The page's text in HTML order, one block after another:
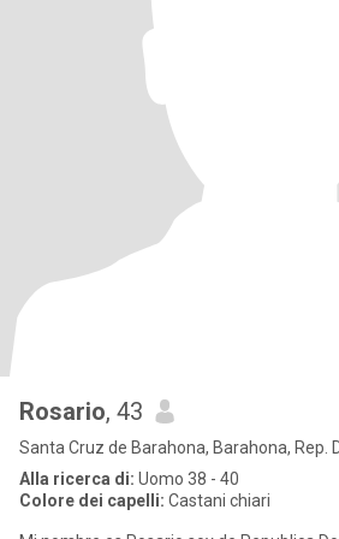
Rosario, 43
Santa Cruz de Barahona, Barahona, Rep.
Alla ricerca di: Uomo 38 - 40
Colore dei capelli: Castani chiari